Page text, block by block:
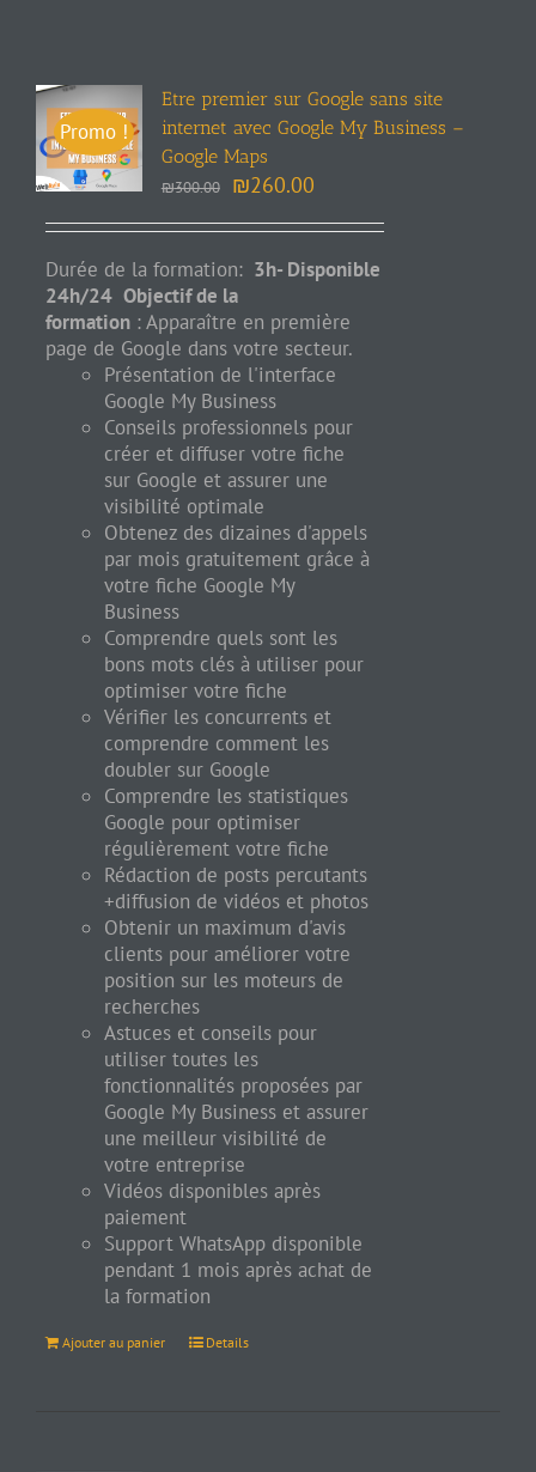
Promo !
Etre premier sur Google sans site
internet avec Google My Business –
Google Maps
₪300.00 ₪260.00
Durée de la formation: 3h- Disponible
24h/24 Objectif de la
formation: Apparaître en première
page de Google dans votre secteur.
​​​​​​Présentation de l'interface
Google My Business
Conseils professionnels pour
créer et diffuser votre fiche
sur Google et assurer une
visibilité optimale
Obtenez des dizaines d'appels
par mois gratuitement grâce à
votre fiche Google My
Business
Comprendre quels sont les
bons mots clés à utiliser pour
optimiser votre fiche
Vérifier les concurrents et
comprendre comment les
doubler sur Google
Comprendre les statistiques
Google pour optimiser
régulièrement votre fiche
Rédaction de posts percutants
+diffusion de vidéos et photos
Obtenir un maximum d'avis
clients pour améliorer votre
position sur les moteurs de
recherches
Astuces et conseils pour
utiliser toutes les
fonctionnalités proposées par
Google My Business et assurer
une meilleur visibilité de
votre entreprise
Vidéos disponibles après
paiement
Support WhatsApp disponible
pendant 1 mois après achat de
la formation
Ajouter au panier Details